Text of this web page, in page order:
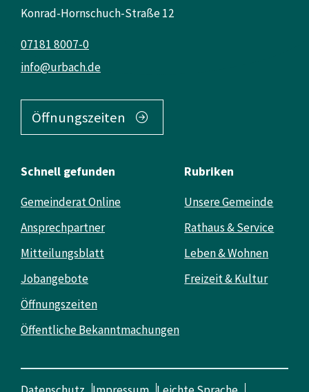
Konrad-Hornschuch-Straße 12
info@urbach.de
07181 8007-0
Öffnungszeiten
Schnell gefunden
Gemeinderat Online
Ansprechpartner
Mitteilungsblatt
Jobangebote
Öffnungszeiten
Öffentliche Bekanntmachungen
Rubriken
Unsere Gemeinde
Rathaus & Service
Leben & Wohnen
Freizeit & Kultur